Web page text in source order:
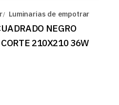
Luminarias de empotrar
NEGRO
210X210 36W